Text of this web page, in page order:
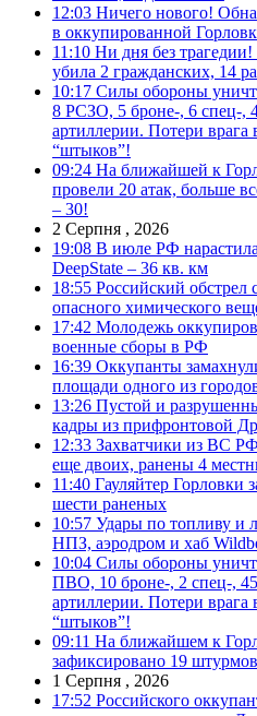
12:03 Ничего нового!
в оккупированной
11:10 Ни дня без
убила 2 гражданских, 14
10:17 Силы обороны
8 РСЗО, 5 броне-, 6 спец-,
артиллерии. Потери
“штыков”!
09:24 На ближайшей к
провели 20 атак, больше
– 30!
2 Серпня , 2026
19:08 В июле РФ
DeepState – 36 кв. км
18:55 Российский обстрел
опасного химического
17:42 Молодежь
военные сборы в РФ
16:39 Оккупанты
площади одного из
13:26 Пустой и
кадры из прифронтовой
12:33 Захватчики из ВС
еще двоих, ранены 4
11:40 Гауляйтер Горловки
шести раненых
10:57 Удары по топливу и
НПЗ, аэродром и хаб
10:04 Силы обороны
ПВО, 10 броне-, 2 спец-,
артиллерии. Потери
“штыков”!
09:11 На ближайшем к
зафиксировано 19
1 Серпня , 2026
17:52 Российского